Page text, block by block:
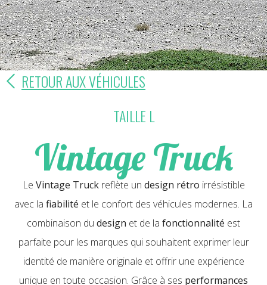
RETOUR AUX VÉHICULES
TAILLE L
Vintage Truck
Le Vintage Truckreflète un design rétro irrésistible
avec la fiabilité et le confort des véhicules modernes. La
combinaison du design et de la fonctionnalité est
parfaite pour les marques qui souhaitent exprimer leur
identité de manière originale et offrir une expérience
unique en toute occasion. Grâce à ses performances